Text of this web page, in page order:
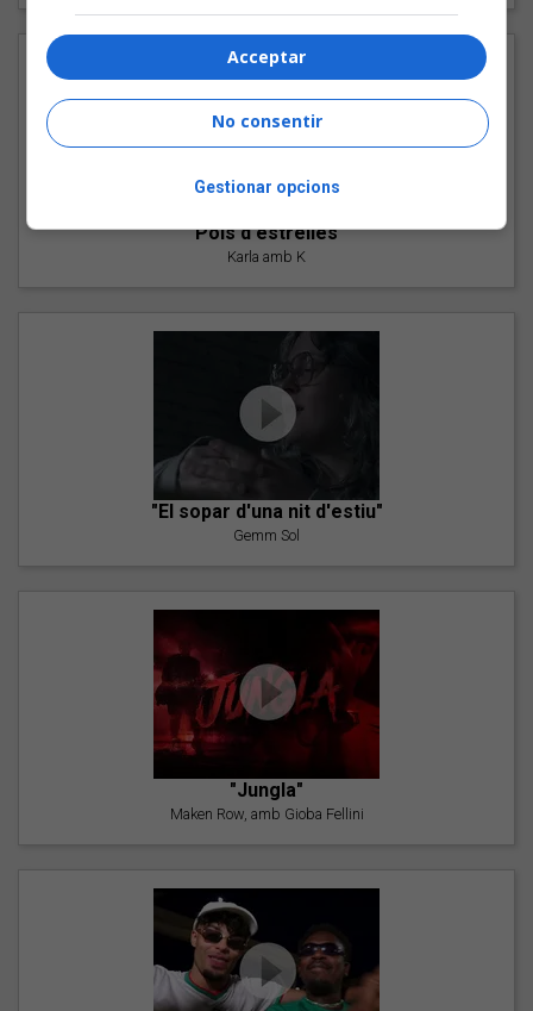
"Pols d'estrelles"
Karla amb K
"El sopar d'una nit d'estiu"
Gemm Sol
"Jungla"
Maken Row, amb Gioba Fellini
Acceptar
No consentir
Gestionar opcions